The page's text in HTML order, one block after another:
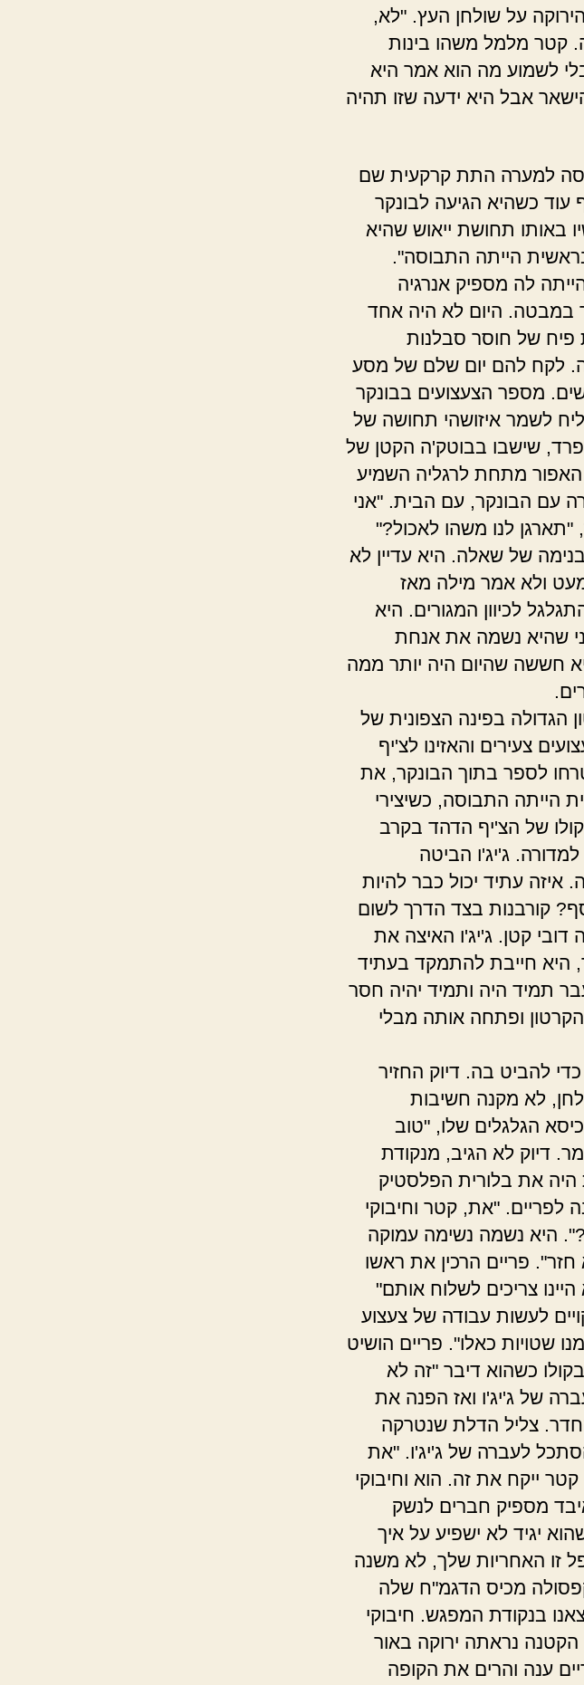
על שולחן העץ. "לא,
קטר מלמל משהו בינות
לשמוע מה הוא אמר היא
אבל היא ידעה שזו תהיה
למערה התת קרקעית שם
עוד כשהיא הגיעה לבונקר
באותו תחושת ייאוש שהיא
הייתה התבוסה".
לה מספיק אנרגיה
במבטה. היום לא היה אחד
של חוסר סבלנות
לקח להם יום שלם של מסע
מספר הצעצועים בבונקר
לשמר איזושהי תחושה של
שישבו בבוטק'ה הקטן של
מתחת לרגליה השמיע
עם הבונקר, עם הבית. "אני
"תארגן לנו משהו לאכול?"
של שאלה. היא עדיין לא
ולא אמר מילה מאז
לכיוון המגורים. היא
שהיא נשמה את אנחת
חששה שהיום היה יותר ממה
הגדולה בפינה הצפונית של
צעירים והאזינו לצ'יף
לספר בתוך הבונקר, את
הייתה התבוסה, כשיצירי
של הצ'יף הדהד בקרב
ג'יג'ו הביטה
עתיד יכול כבר להיות
קורבנות בצד הדרך לשום
קטן. ג'יג'ו האיצה את
היא חייבת להתמקד בעתיד
תמיד היה ותמיד יהיה חסר
ופתחה אותה מבלי
להביט בה. דיוק החזיר
לא מקנה חשיבות
הגלגלים שלו, "טוב
דיוק לא הגיב, מנקודת
את בלורית הפלסטיק
לפריים. "את, קטר וחיבוקי
מצאתם משהו שמיש בבית מספר 13?". היא נשמה נשימה עמוקה
פריים הרכין את ראשו
צריכים לשלוח אותם"
לעשות עבודה של צעצוע
שטויות כאלו". פריים הושיט
כשהוא דיבר "זה לא
של ג'יג'ו ואז הפנה את
צליל הדלת שנטרקה
לעברה של ג'יג'ו. "את
ייקח את זה. הוא וחיבוקי
מספיק חברים לנשק
יגיד לא ישפיע על איך
זו האחריות שלך, לא משנה
מכיס הדגמ"ח שלה
בנקודת המפגש. חיבוקי
נראתה ירוקה באור
ענה והרים את הקופה